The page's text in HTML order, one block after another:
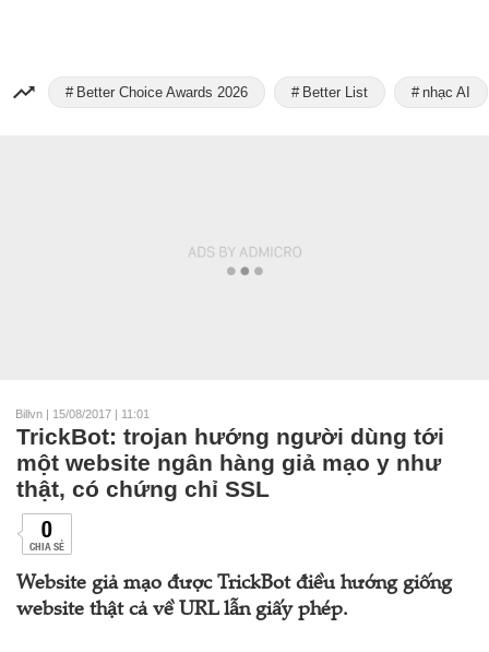
Better Choice Awards 2026 Better List nhạc AI
Billvn | 15/08/2017 | 11:01
TrickBot: trojan hướng người dùng tới
một website ngân hàng giả mạo y như
thật, có chứng chỉ SSL
0
CHIA SẺ
Website giả mạo được TrickBot điều hướng giống
website thật cả về URL lẫn giấy phép.